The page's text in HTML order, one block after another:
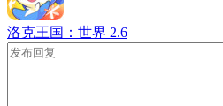
洛克王国：世界 2.6